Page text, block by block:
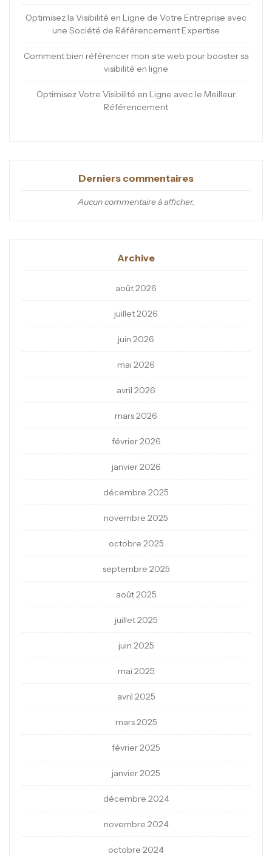
Optimisez la Visibilité en Ligne de Votre Entreprise avec
une Société de Référencement Expertise
Comment bien référencer mon site web pour booster sa
visibilité en ligne
Optimisez Votre Visibilité en Ligne avec le Meilleur
Référencement
Derniers commentaires
Aucun commentaire à afficher.
Archive
août 2026
juillet 2026
juin 2026
mai 2026
avril 2026
mars 2026
février 2026
janvier 2026
décembre 2025
novembre 2025
octobre 2025
septembre 2025
août 2025
juillet 2025
juin 2025
mai 2025
avril 2025
mars 2025
février 2025
janvier 2025
décembre 2024
novembre 2024
octobre 2024